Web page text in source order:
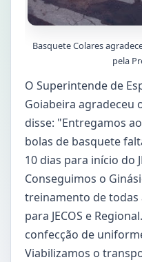
Basquete Colares
pela
O Superintende de
Goiabeira agradeceu
disse: "Entregamos
bolas de basquete
10 dias para início do
Conseguimos o
treinamento de todas
para JECOS e
confecção de
Viabilizamos o